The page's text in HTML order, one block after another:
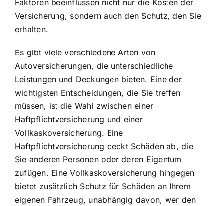
Faktoren beeinflussen nicht nur die Kosten der
Versicherung, sondern auch den Schutz, den Sie
erhalten.
Es gibt viele verschiedene Arten von
Autoversicherungen, die unterschiedliche
Leistungen und Deckungen bieten. Eine der
wichtigsten Entscheidungen, die Sie treffen
müssen, ist die Wahl zwischen einer
Haftpflichtversicherung und einer
Vollkaskoversicherung. Eine
Haftpflichtversicherung deckt Schäden ab, die
Sie anderen Personen oder deren Eigentum
zufügen. Eine Vollkaskoversicherung hingegen
bietet zusätzlich Schutz für Schäden an Ihrem
eigenen Fahrzeug, unabhängig davon, wer den